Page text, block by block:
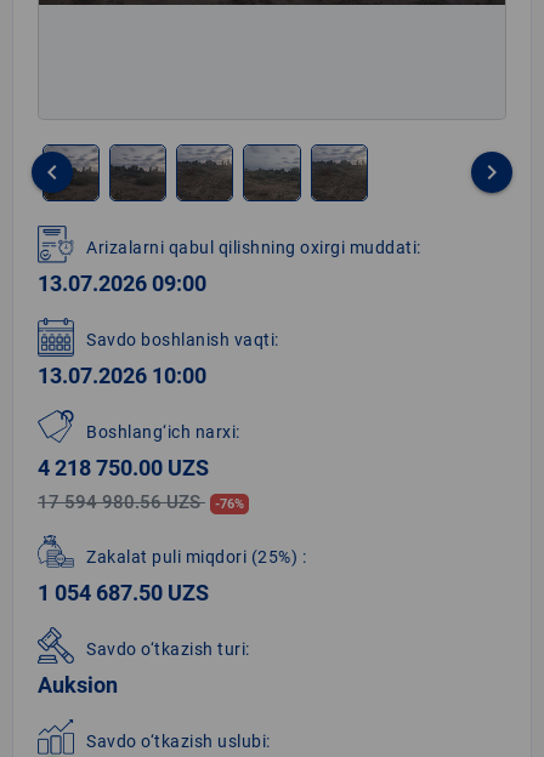
1
of
5
keyboard_arrow_left keyboard_arrow_right
Arizalarni qabul qilishning oxirgi muddati:
13.07.2026 09:00
Savdo boshlanish vaqti:
13.07.2026 10:00
Boshlang‘ich narxi:
4 218 750.00 UZS
17 594 980.56 UZS -76%
Zakalat puli miqdori (25%) :
1 054 687.50 UZS
Savdo o‘tkazish turi:
Auksion
Savdo o‘tkazish uslubi: